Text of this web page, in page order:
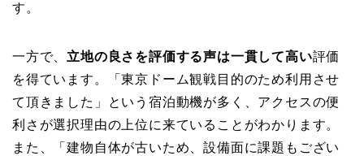
す。
一方で、 立地の良さを評価する声は一貫して高い評価
を得ています。「東京ドーム観戦目的のため利用させ
て頂きました」という宿泊動機が多く、アクセスの便
利さが選択理由の上位に来ていることがわかります。
また、「建物自体が古いため、設備面に課題もござい